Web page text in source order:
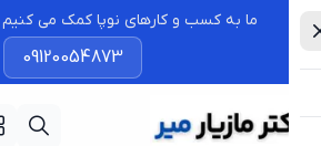
ما به کسب و کارهای نوپا کمک می کنیم تا
09120054873